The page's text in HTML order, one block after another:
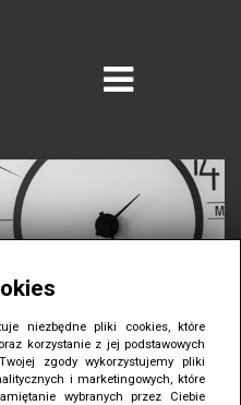
niezbędne pliki cookies, które
korzystanie z jej podstawowych
zgody wykorzystujemy pliki
i marketingowych, które
wybranych przez Ciebie